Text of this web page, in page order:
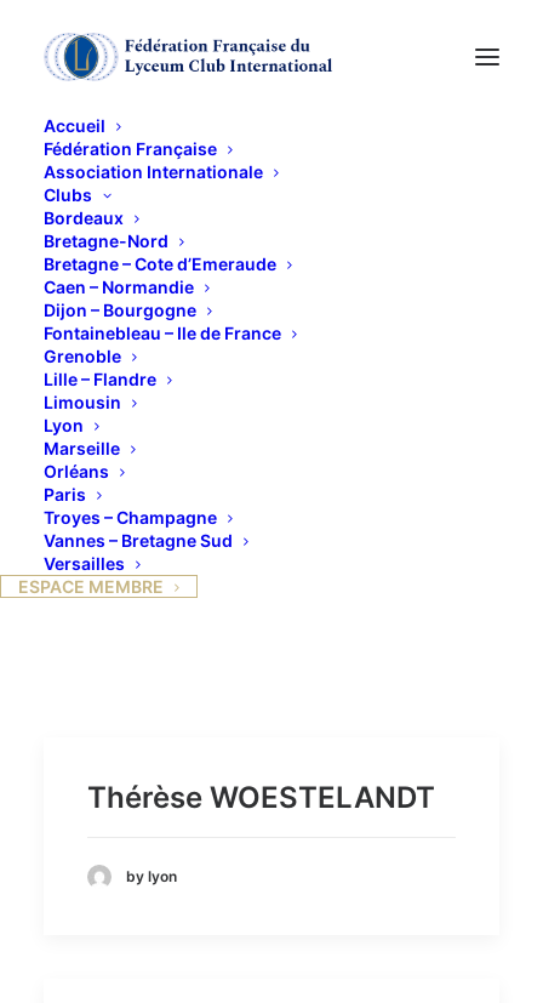
Accueil
Fédération Française
Association Internationale
Clubs
Bordeaux
Bretagne-Nord
Bretagne – Cote d’Emeraude
Caen – Normandie
Dijon – Bourgogne
Fontainebleau – Ile de France
Grenoble
Lille – Flandre
Limousin
Lyon
Marseille
Orléans
Paris
Troyes – Champagne
Vannes – Bretagne Sud
Versailles
ESPACE MEMBRE
Past Présidente
Thérèse WOESTELANDT
by lyon